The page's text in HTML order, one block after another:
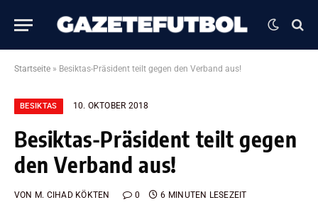
Startseite » Besiktas-Präsident teilt gegen den Verband aus!
BESIKTAS 10. OKTOBER 2018
Besiktas-Präsident teilt gegen
den Verband aus!
VON M. CIHAD KÖKTEN 0 6 MINUTEN LESEZEIT